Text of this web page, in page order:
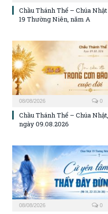
Chầu Thánh Thể – Chúa Nhật
19 Thường Niên, năm A
08/08/2026 0
Chầu Thánh Thể – Chúa Nhật,
ngày 09.08.2026
08/08/2026 0